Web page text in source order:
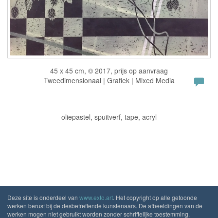
45 x 45 cm, © 2017, prijs op aanvraag
Tweedimensionaal | Grafiek | Mixed Media
oliepastel, spuitverf, tape, acryl
Deze site is onderdeel van www.exto.art. Het copyright op alle getoonde
werken berust bij de desbetreffende kunstenaars. De afbeeldingen van de
werken mogen niet gebruikt worden zonder schriftelijke toestemming.